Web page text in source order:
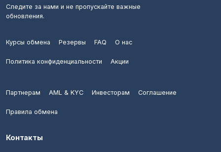
Следите за нами и не пропускайте важные
обновления.
Курсы обмена Резервы FAQ О нас
Политика конфиденциальности Акции
Партнерам AML & KYC Инвесторам Соглашение
Правила обмена
Контакты